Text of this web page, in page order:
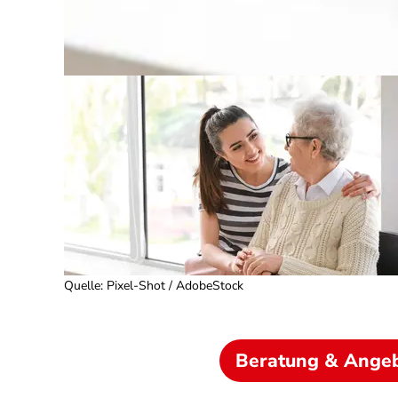
Quelle: Pixel-Shot / AdobeStock
Beratung &